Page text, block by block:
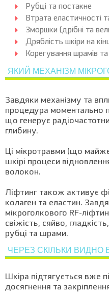
Рубці та постакне
Втрата еластичності
Зморшки (дрібні та
Дряблість шкіри на
Корегування шрамів
ЯКИЙ МЕХАНІЗМ
Завдяки механізму та
процедура моментально
що генерує
глибину.
Ці мікротравми (що
шкірі процеси
волокон.
Ліфтинг також активує
колаген та еластин.
мікроголкового RF-
свіжість, сяйво,
рубці та шрами.
ЧЕРЕЗ СКІЛЬКИ ВИДНО
Шкіра підтягується вже
досягнення та